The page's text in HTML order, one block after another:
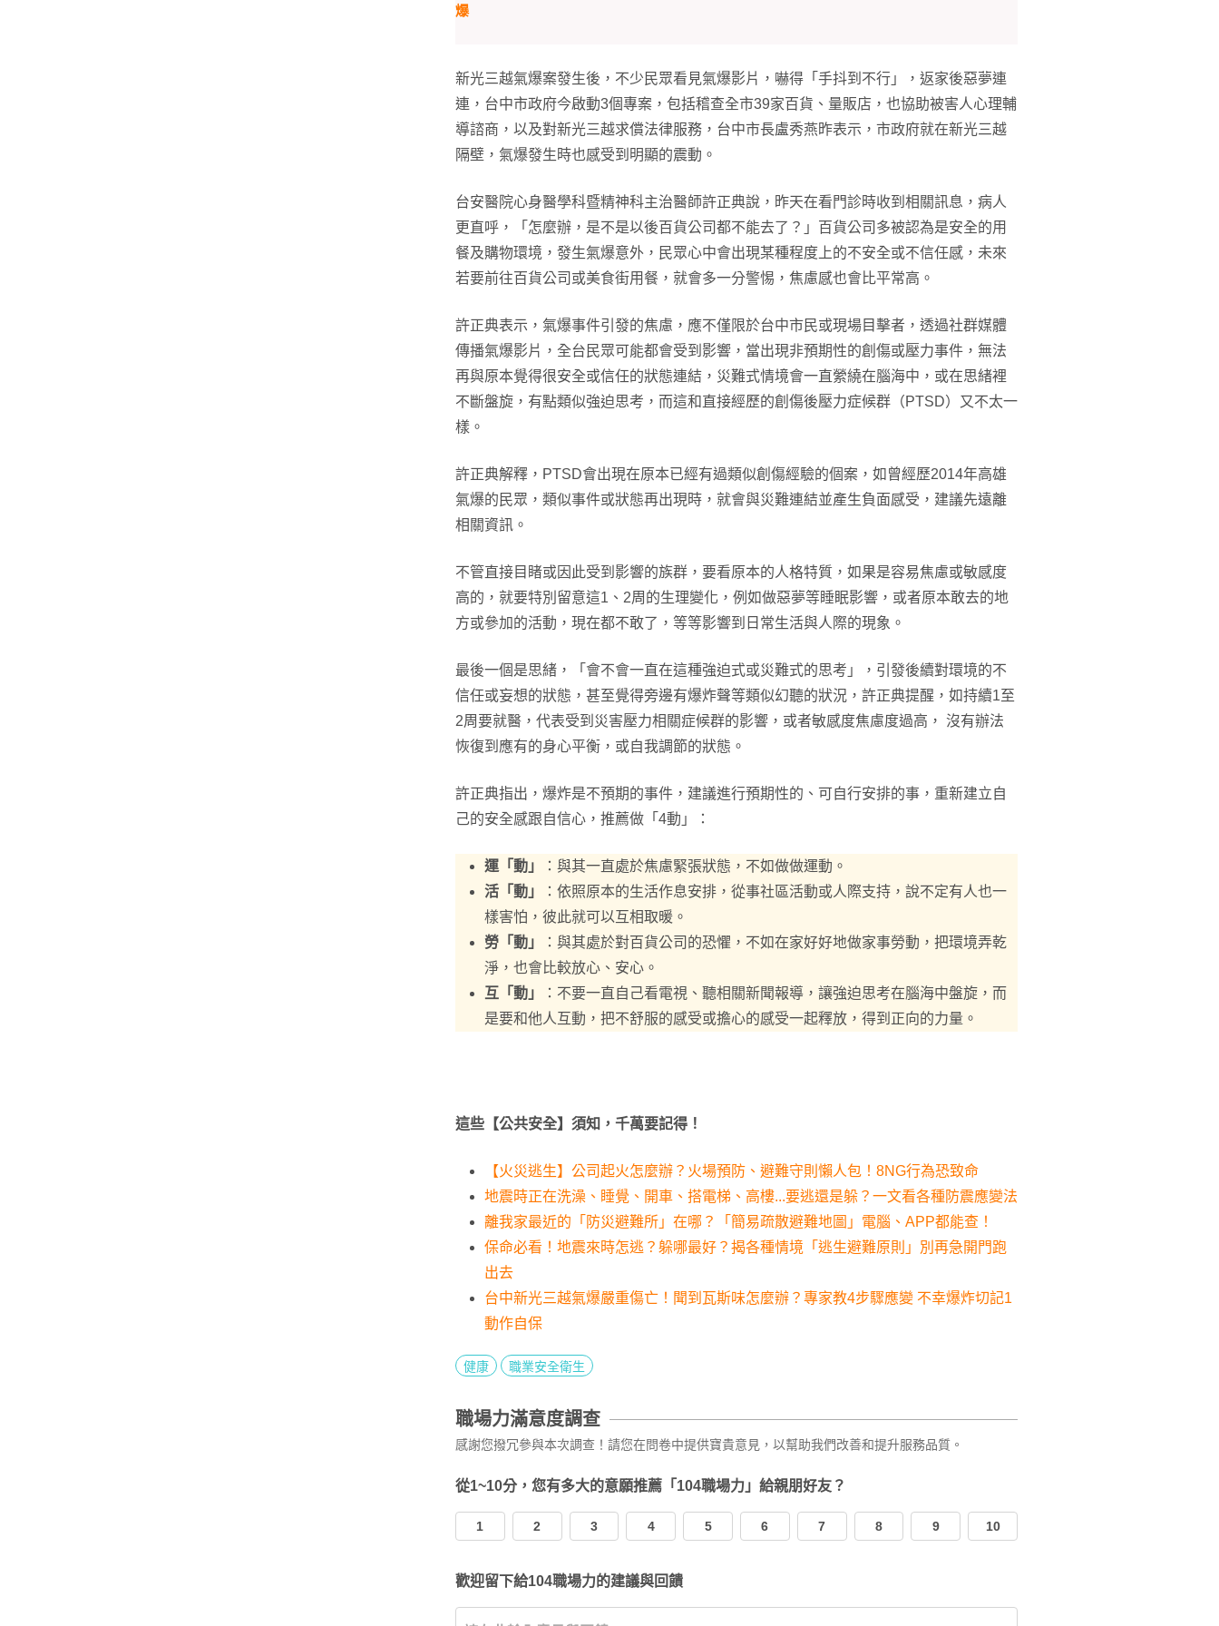
爆
新光三越氣爆案發生後，不少民眾看見氣爆影片，嚇得「手抖到不行」，返家後惡夢連
連，台中市政府今啟動3個專案，包括稽查全市39家百貨、量販店，也協助被害人心理輔
導諮商，以及對新光三越求償法律服務，台中市長盧秀燕昨表示，市政府就在新光三越
隔壁，氣爆發生時也感受到明顯的震動。
台安醫院心身醫學科暨精神科主治醫師許正典說，昨天在看門診時收到相關訊息，病人
更直呼，「怎麼辦，是不是以後百貨公司都不能去了？」百貨公司多被認為是安全的用
餐及購物環境，發生氣爆意外，民眾心中會出現某種程度上的不安全或不信任感，未來
若要前往百貨公司或美食街用餐，就會多一分警惕，焦慮感也會比平常高。
許正典表示，氣爆事件引發的焦慮，應不僅限於台中市民或現場目擊者，透過社群媒體
傳播氣爆影片，全台民眾可能都會受到影響，當出現非預期性的創傷或壓力事件，無法
再與原本覺得很安全或信任的狀態連結，災難式情境會一直縈繞在腦海中，或在思緒裡
不斷盤旋，有點類似強迫思考，而這和直接經歷的創傷後壓力症候群（PTSD）又不太一
樣。
許正典解釋，PTSD會出現在原本已經有過類似創傷經驗的個案，如曾經歷2014年高雄
氣爆的民眾，類似事件或狀態再出現時，就會與災難連結並產生負面感受，建議先遠離
相關資訊。
不管直接目睹或因此受到影響的族群，要看原本的人格特質，如果是容易焦慮或敏感度
高的，就要特別留意這1、2周的生理變化，例如做惡夢等睡眠影響，或者原本敢去的地
方或參加的活動，現在都不敢了，等等影響到日常生活與人際的現象。
最後一個是思緒，「會不會一直在這種強迫式或災難式的思考」，引發後續對環境的不
信任或妄想的狀態，甚至覺得旁邊有爆炸聲等類似幻聽的狀況，許正典提醒，如持續1至
2周要就醫，代表受到災害壓力相關症候群的影響，或者敏感度焦慮度過高， 沒有辦法
恢復到應有的身心平衡，或自我調節的狀態。
許正典指出，爆炸是不預期的事件，建議進行預期性的、可自行安排的事，重新建立自
己的安全感跟自信心，推薦做「4動」：
運「動」
：與其一直處於焦慮緊張狀態，不如做做運動。
活「動」
：依照原本的生活作息安排，從事社區活動或人際支持，說不定有人也一
樣害怕，彼此就可以互相取暖。
勞「動」
：與其處於對百貨公司的恐懼，不如在家好好地做家事勞動，把環境弄乾
淨，也會比較放心、安心。
互「動」
：不要一直自己看電視、聽相關新聞報導，讓強迫思考在腦海中盤旋，而
是要和他人互動，把不舒服的感受或擔心的感受一起釋放，得到正向的力量。
這些【公共安全】須知，千萬要記得！
【火災逃生】公司起火怎麼辦？火場預防、避難守則懶人包！8NG行為恐致命
地震時正在洗澡、睡覺、開車、搭電梯、高樓...要逃還是躲？一文看各種防震應變法
離我家最近的「防災避難所」在哪？「簡易疏散避難地圖」電腦、APP都能查！
保命必看！地震來時怎逃？躲哪最好？揭各種情境「逃生避難原則」別再急開門跑
出去
台中新光三越氣爆嚴重傷亡！聞到瓦斯味怎麼辦？專家教4步驟應變 不幸爆炸切記1
動作自保
健康 職業安全衛生
職場力滿意度調查
感謝您撥冗參與本次調查！請您在問卷中提供寶貴意見，以幫助我們改善和提升服務品質。
從1~10分，您有多大的意願推薦「104職場力」給親朋好友？
1 2 3 4 5 6 7 8 9 10
歡迎留下給104職場力的建議與回饋